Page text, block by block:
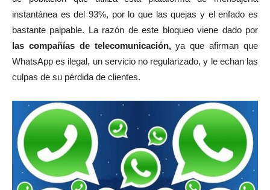
instantánea es del 93%, por lo que las quejas y el enfado es
bastante palpable. La razón de este bloqueo viene dado por
las compañías de telecomunicación,ya que afirman que
WhatsApp es ilegal, un servicio no regularizado, y le echan las
culpas de su pérdida de clientes.